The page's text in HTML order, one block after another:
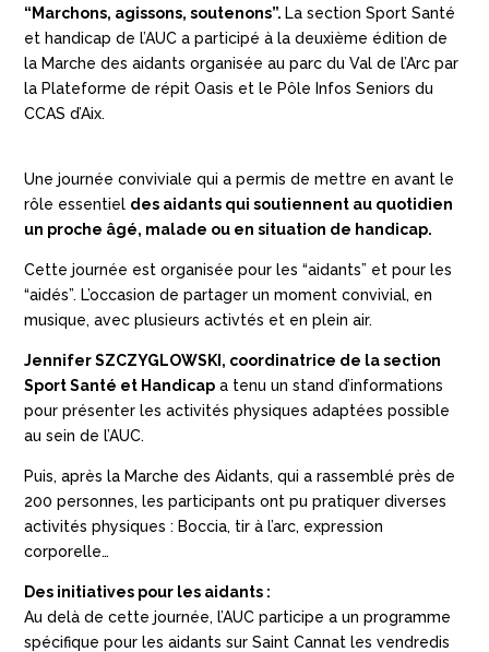
“Marchons, agissons, soutenons”. La section Sport Santé
et handicap de l’AUC a participé à la deuxième édition de
la Marche des aidants organisée au parc du Val de l’Arc par
la Plateforme de répit Oasis et le Pôle Infos Seniors du
CCAS d’Aix.
Une journée conviviale qui a permis de mettre en avant le
rôle essentiel des aidants qui soutiennent au quotidien
un proche âgé, malade ou en situation de handicap.
Cette journée est organisée pour les “aidants” et pour les
“aidés”. L’occasion de partager un moment convivial, en
musique, avec plusieurs activtés et en plein air.
Jennifer SZCZYGLOWSKI, coordinatrice de la section
Sport Santé et Handicap a tenu un stand d’informations
pour présenter les activités physiques adaptées possible
au sein de l’AUC.
Puis, après la Marche des Aidants, qui a rassemblé près de
200 personnes, les participants ont pu pratiquer diverses
activités physiques : Boccia, tir à l’arc, expression
corporelle…
Des initiatives pour les aidants :
Au delà de cette journée, l’AUC participe a un programme
spécifique pour les aidants sur Saint Cannat les vendredis